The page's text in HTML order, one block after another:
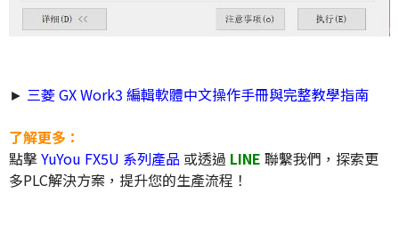
► 三菱 GX Work3 編輯軟體中文操作手冊與完整教學指南
了解更多：
點擊YuYou FX5U 系列產品 或透過 LINE 聯繫我們，探索更
多PLC解決方案，提升您的生產流程！